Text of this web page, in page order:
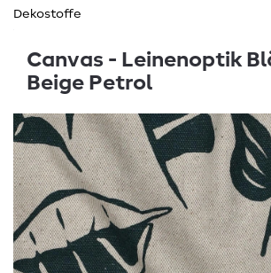
Dekostoffe
Canvas - Leinenoptik
Beige Petrol